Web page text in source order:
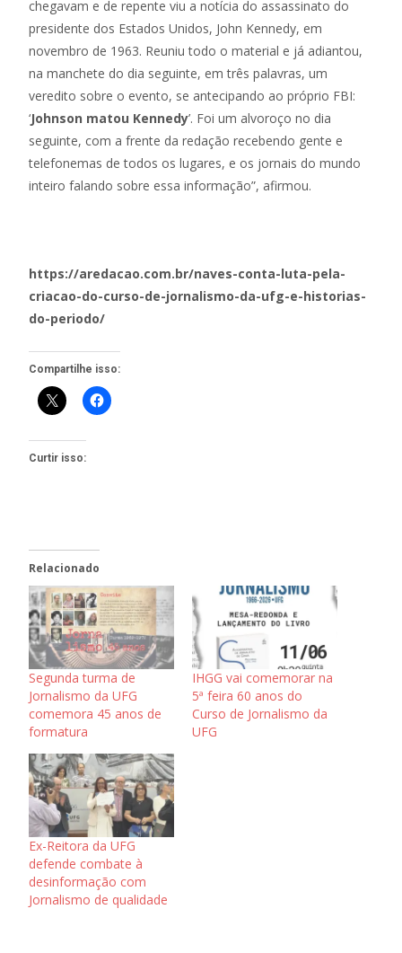
chegavam e de repente viu a notícia do assassinato do
presidente dos Estados Unidos, John Kennedy, em
novembro de 1963. Reuniu todo o material e já adiantou,
na manchete do dia seguinte, em três palavras, um
veredito sobre o evento, se antecipando ao próprio FBI:
‘Johnson matou Kennedy’. Foi um alvoroço no dia
seguinte, com a frente da redação recebendo gente e
telefonemas de todos os lugares, e os jornais do mundo
inteiro falando sobre essa informação”, afirmou.
https://aredacao.com.br/naves-conta-luta-pela-
criacao-do-curso-de-jornalismo-da-ufg-e-historias-
do-periodo/
Compartilhe isso:
Curtir isso:
Relacionado
Segunda turma de
Jornalismo da UFG
comemora 45 anos de
formatura
IHGG vai comemorar na
5ª feira 60 anos do
Curso de Jornalismo da
UFG
Ex-Reitora da UFG
defende combate à
desinformação com
Jornalismo de qualidade